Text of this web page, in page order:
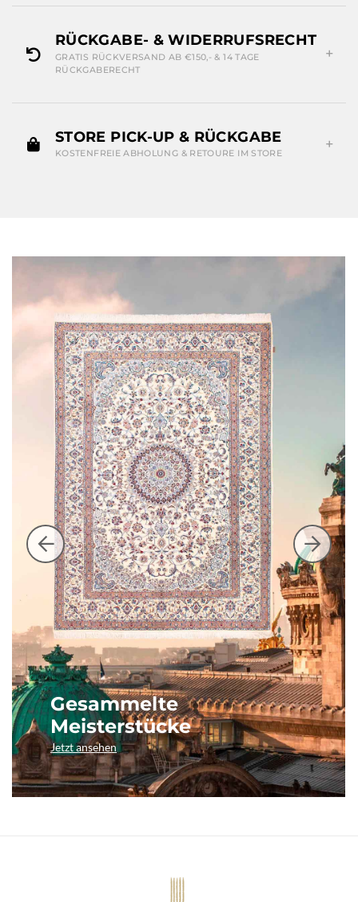
RÜCKGABE- & WIDERRUFSRECHT
GRATIS RÜCKVERSAND AB €150,- & 14 TAGE
RÜCKGABERECHT
STORE PICK-UP & RÜCKGABE
KOSTENFREIE ABHOLUNG & RETOURE IM STORE
Gesammelte
Meisterstücke
Jetzt ansehen